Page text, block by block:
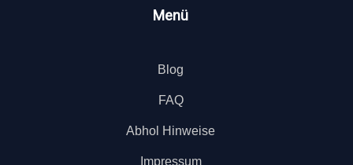
Menü
Blog
FAQ
Abhol Hinweise
Impressum